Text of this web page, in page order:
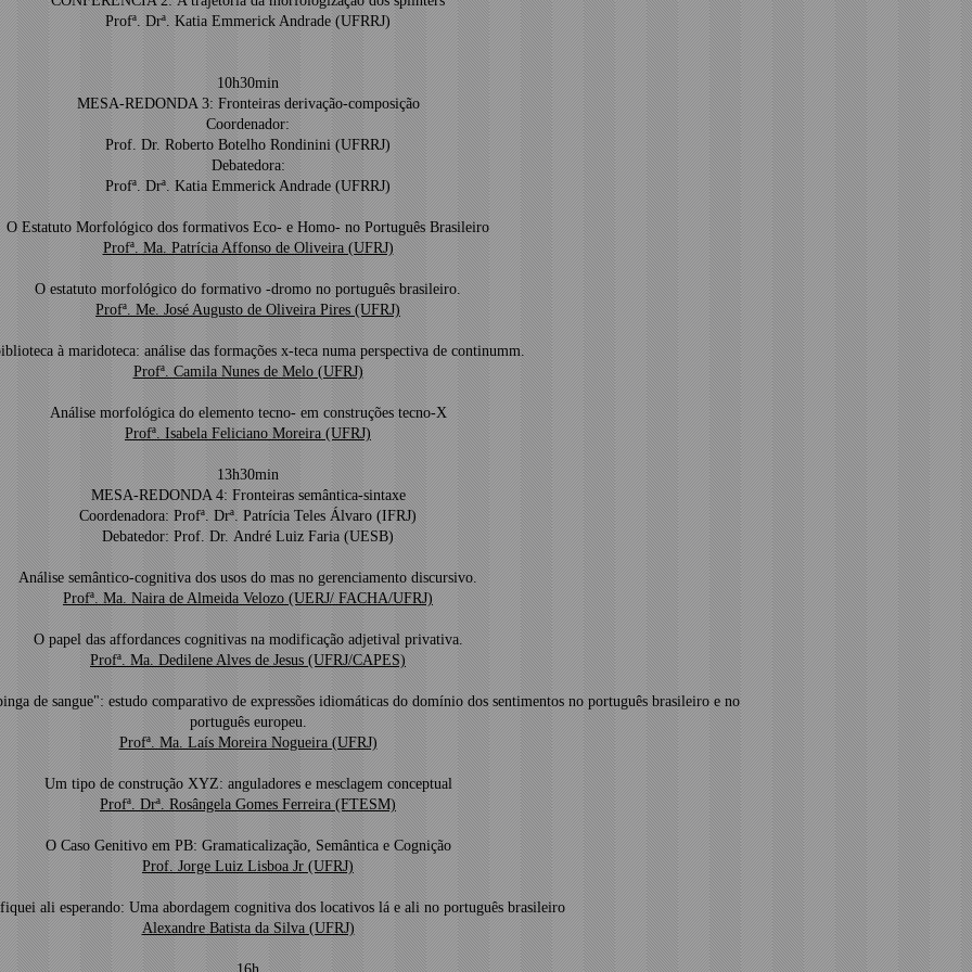
Profª. Drª. Katia Emmerick Andrade (UFRRJ)
10h30min
MESA-REDONDA 3: Fronteiras derivação-composição
Coordenador:
Prof. Dr. Roberto Botelho Rondinini (UFRRJ)
Debatedora:
Profª. Drª. Katia Emmerick Andrade (UFRRJ)
O Estatuto Morfológico dos formativos Eco- e Homo- no Português Brasileiro
Profª. Ma. Patrícia Affonso de Oliveira (UFRJ)
O estatuto morfológico do formativo -dromo no português brasileiro.
Profª. Me. José Augusto de Oliveira Pires (UFRJ)
à maridoteca: análise das formações x-teca numa perspectiva de continumm.
Profª. Camila Nunes de Melo (UFRJ)
Análise morfológica do elemento tecno- em construções tecno-X
Profª. Isabela Feliciano Moreira (UFRJ)
13h30min
MESA-REDONDA 4: Fronteiras semântica-sintaxe
Coordenadora: Profª. Drª. Patrícia Teles Álvaro (IFRJ)
Debatedor: Prof. Dr. André Luiz Faria (UESB)
Análise semântico-cognitiva dos usos do mas no gerenciamento discursivo.
Profª. Ma. Naira de Almeida Velozo (UERJ/ FACHA/UFRJ)
O papel das affordances cognitivas na modificação adjetival privativa.
Profª. Ma. Dedilene Alves de Jesus (UFRJ/CAPES)
de sangue": estudo comparativo de expressões idiomáticas do domínio dos sentimentos no português brasileiro e no
português europeu.
Profª. Ma. Laís Moreira Nogueira (UFRJ)
Um tipo de construção XYZ: anguladores e mesclagem conceptual
Profª. Drª. Rosângela Gomes Ferreira (FTESM)
O Caso Genitivo em PB: Gramaticalização, Semântica e Cognição
Prof. Jorge Luiz Lisboa Jr (UFRJ)
ali esperando: Uma abordagem cognitiva dos locativos lá e ali no português brasileiro
Alexandre Batista da Silva (UFRJ)